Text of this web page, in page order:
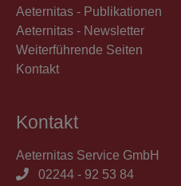
Aeternitas - Publikationen
Aeternitas - Newsletter
Weiterführende Seiten
Kontakt
Kontakt
Aeternitas Service GmbH
02244 - 92 53 84